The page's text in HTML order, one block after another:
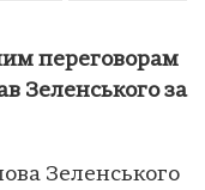
переговорам
Зеленського за
Зеленського